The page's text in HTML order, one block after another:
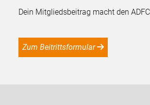
Dein Mitgliedsbeitrag macht den
Zum Beitrittsformular